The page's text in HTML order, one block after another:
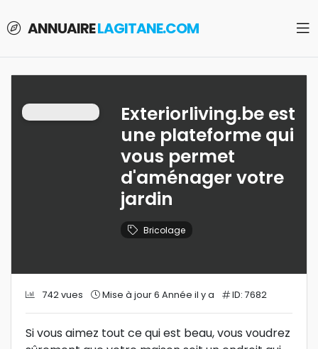
ANNUAIRELAGITANE.COM
Exteriorliving.be est
une plateforme qui
vous permet
d'aménager votre
jardin
Bricolage
742 vues Mise à jour 6 Année il y a ID: 7682
Si vous aimez tout ce qui est beau, vous voudrez